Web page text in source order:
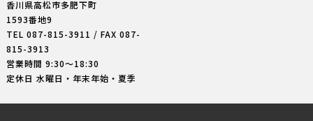
香川県高松市多肥下町
1593番地9
TEL 087-815-3911 / FAX 087-
815-3913
営業時間 9:30〜18:30
定休日 水曜日・年末年始・夏季